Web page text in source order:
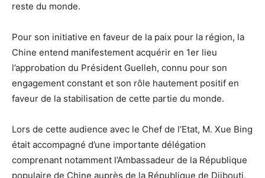
reste du monde.
Pour son initiative en faveur de la paix pour la région, la
Chine entend manifestement acquérir en 1er lieu
l’approbation du Président Guelleh, connu pour son
engagement constant et son rôle hautement positif en
faveur de la stabilisation de cette partie du monde.
Lors de cette audience avec le Chef de l’Etat, M. Xue Bing
était accompagné d’une importante délégation
comprenant notamment l’Ambassadeur de la République
populaire de Chine auprès de la République de Djibouti,